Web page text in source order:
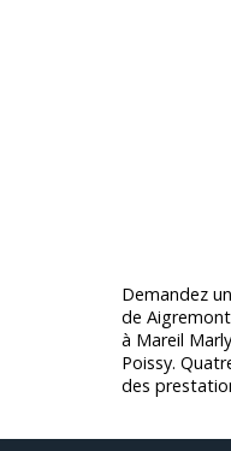
Demandez
de
à Mareil
Poissy.
des